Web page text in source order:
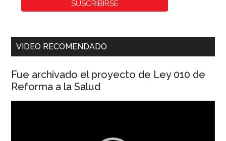
VIDEO RECOMENDADO
Fue archivado el proyecto de Ley 010 de
Reforma a la Salud